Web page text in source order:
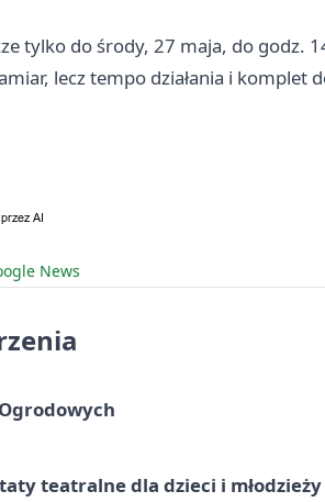
tylko do środy, 27 maja, do godz.
lecz tempo działania i komplet
News
teatralne dla dzieci i